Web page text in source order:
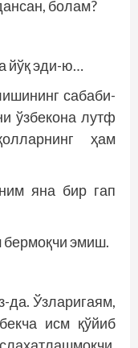
болам?
йўқ эди-ю…
сабаби-
ўзбекона лутф
ҳам
яна бир гап
эмиш.
да. Ўзларигаям,
исм қўйиб